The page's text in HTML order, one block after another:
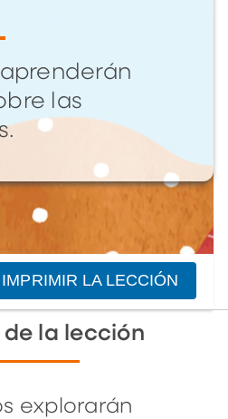
las
IMPRIMIR LA LECCIÓN
la lección
explorarán